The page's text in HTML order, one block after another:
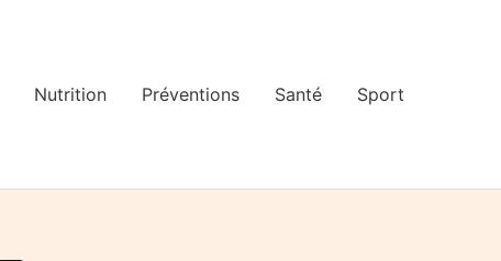
Nutrition Préventions Santé Sport